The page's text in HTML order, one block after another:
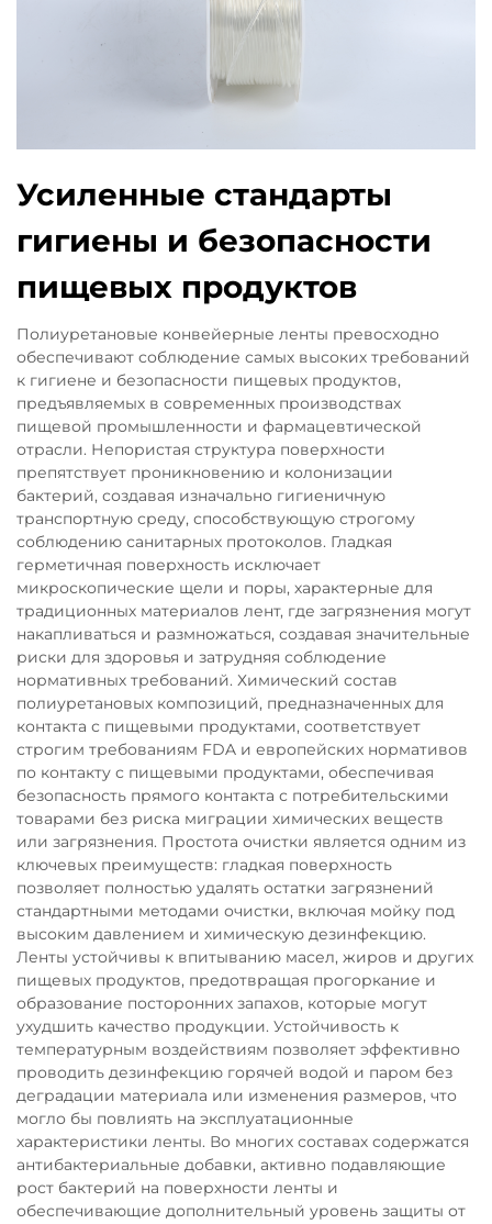
Усиленные стандарты
гигиены и безопасности
пищевых продуктов
Полиуретановые конвейерные ленты превосходно
обеспечивают соблюдение самых высоких требований
к гигиене и безопасности пищевых продуктов,
предъявляемых в современных производствах
пищевой промышленности и фармацевтической
отрасли. Непористая структура поверхности
препятствует проникновению и колонизации
бактерий, создавая изначально гигиеничную
транспортную среду, способствующую строгому
соблюдению санитарных протоколов. Гладкая
герметичная поверхность исключает
микроскопические щели и поры, характерные для
традиционных материалов лент, где загрязнения могут
накапливаться и размножаться, создавая значительные
риски для здоровья и затрудняя соблюдение
нормативных требований. Химический состав
полиуретановых композиций, предназначенных для
контакта с пищевыми продуктами, соответствует
строгим требованиям FDA и европейских нормативов
по контакту с пищевыми продуктами, обеспечивая
безопасность прямого контакта с потребительскими
товарами без риска миграции химических веществ
или загрязнения. Простота очистки является одним из
ключевых преимуществ: гладкая поверхность
позволяет полностью удалять остатки загрязнений
стандартными методами очистки, включая мойку под
высоким давлением и химическую дезинфекцию.
Ленты устойчивы к впитыванию масел, жиров и других
пищевых продуктов, предотвращая прогоркание и
образование посторонних запахов, которые могут
ухудшить качество продукции. Устойчивость к
температурным воздействиям позволяет эффективно
проводить дезинфекцию горячей водой и паром без
деградации материала или изменения размеров, что
могло бы повлиять на эксплуатационные
характеристики ленты. Во многих составах содержатся
антибактериальные добавки, активно подавляющие
рост бактерий на поверхности ленты и
обеспечивающие дополнительный уровень защиты от